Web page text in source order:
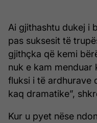
Ai gjithashtu dukej i
pas suksesit të
gjithçka që kemi
nuk e kam menduar
fluksi i të ardhurave
kaq dramatike”,
Kur u pyet nëse